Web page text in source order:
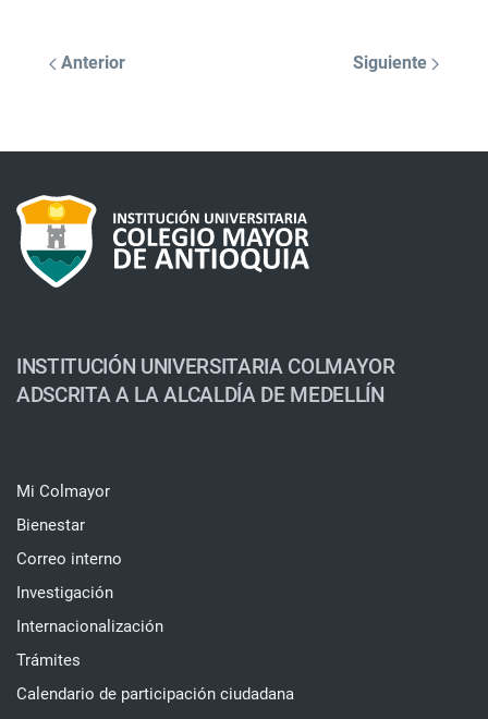
Anterior Siguiente
INSTITUCIÓN UNIVERSITARIA COLMAYOR
ADSCRITA A LA ALCALDÍA DE MEDELLÍN
Mi Colmayor
Bienestar
Correo interno
Investigación
Internacionalización
Trámites
Calendario de participación ciudadana